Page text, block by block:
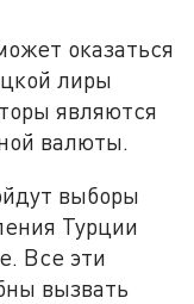
оказаться
лиры
являются
валюты.
выборы
Турции
Все эти
вызвать